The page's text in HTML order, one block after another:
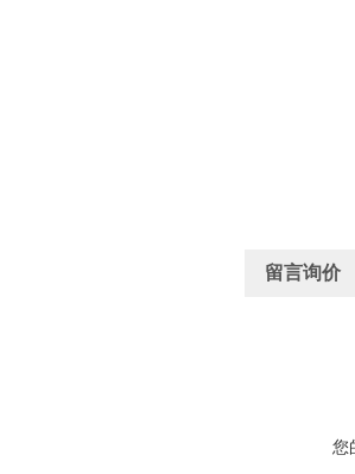
留言询价
您